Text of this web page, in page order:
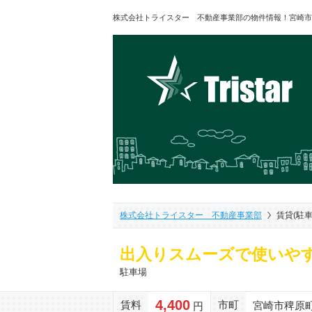
株式会社トライスター 不動産事業部の物件情報！宮崎
株式会社トライスター 不動産事業部 賃貸(駐
出入りスムーズで使いや
駐車場
賃料 4,400円 市町 宮崎市稗原